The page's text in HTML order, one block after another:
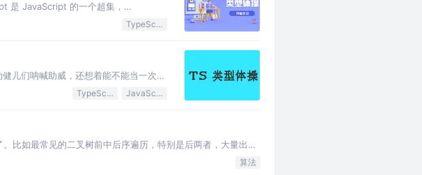
是 JavaScript 的一个超集，
TypeScript
儿们呐喊助威，还想着能不能当一次前
TypeScript JavaScript
比如最常见的二叉树前中后序遍历，特别是后两者，大量出现
算法